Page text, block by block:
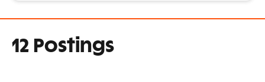
12 Postings